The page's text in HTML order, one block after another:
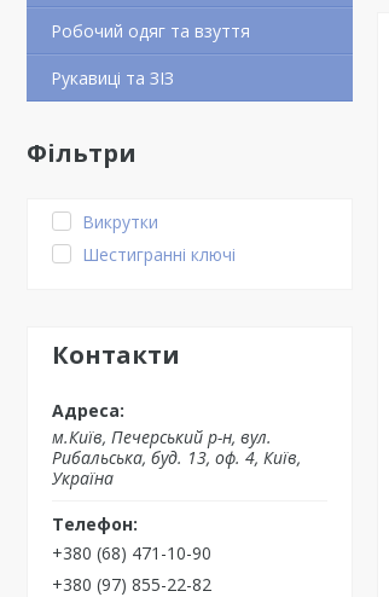
Робочий одяг та взуття
Рукавиці та ЗІЗ
Фільтри
Викрутки
Шестигранні ключі
Контакти
м.Київ, Печерський р-н, вул.
Рибальська, буд. 13, оф. 4, Київ,
Україна
+380 (68) 471-10-90
+380 (97) 855-22-82